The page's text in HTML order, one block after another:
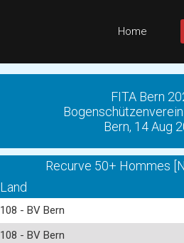
Home
FITA Bern
Bern, 14 Aug
Recurve 50+ Hommes
Land
108 - BV Bern
108 - BV Bern